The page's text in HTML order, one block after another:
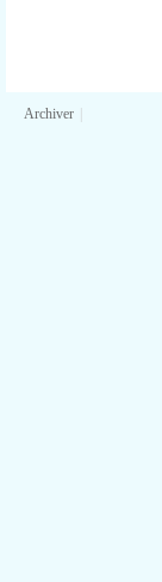
Archiver